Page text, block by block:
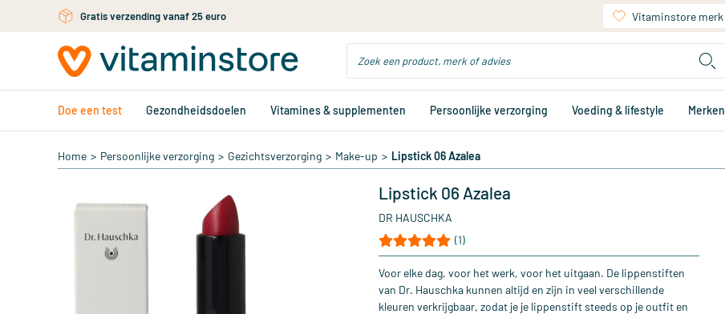
Ga naar de hoofdinhoudGratis verzending vanaf 25 euro Vitaminstore merk
Doe een test Gezondheidsdoelen Vitamines & supplementen Persoonlijke verzorging Voeding & lifestyle Merken
Home > Persoonlijke verzorging > Gezichtsverzorging > Make-up > Lipstick 06 Azalea
Lipstick 06 Azalea
DR HAUSCHKA
(1)
Voor elke dag, voor het werk, voor het uitgaan. De lippenstiften
van Dr. Hauschka kunnen altijd en zijn in veel verschillende
kleuren verkrijgbaar, zodat je je lippenstift steeds op je outfit en